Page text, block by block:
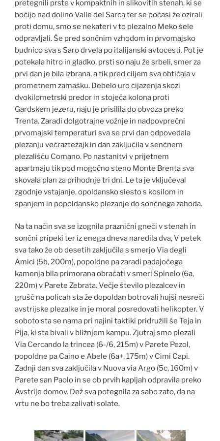
pretegnili prste v kompaktnih in slikovitih stenah, ki se
bočijo nad dolino Valle del Sarca ter se počasi že ozirali
proti domu, smo se nekateri v to plezalno Meko šele
odpravljali. Še pred sončnim vzhodom in prvomajsko
budnico sva s Saro drvela po italijanski avtocesti. Pot je
potekala hitro in gladko, prsti so naju že srbeli, smer za
prvi dan je bila izbrana, a tik pred ciljem sva obtičala v
prometnem zamašku. Debelo uro cijazenja skozi
dvokilometrski predor in stoječa kolona proti
Gardskem jezeru, naju je prisilila do obvoza preko
Trenta. Zaradi dolgotrajne vožnje in nadpovprečni
prvomajski temperaturi sva se prvi dan odpovedala
plezanju večraztežajk in dan zaključila v senčnem
plezališču Comano. Po nastanitvi v prijetnem
apartmaju tik pod mogočno steno Monte Brenta sva
skovala plan za prihodnje tri dni. Le ta je vključeval
zgodnje vstajanje, opoldansko siesto s kosilom in
spanjem in popoldansko plezanje do sončnega zahoda.
Na ta način sva se izognila praznični gneči v stenah in
sončni pripeki ter iz enega dneva naredila dva, V petek
sva tako že ob desetih zaključila s smerjo Via degli
Amici (5b, 200m), popoldne pa zaradi padajočega
kamenja bila primorana obračati v smeri Spinelo (6a,
220m) v Parete Zebrata. Večje število plezalcev in
grušč na policah sta že dopoldan botrovali hujši nesreči
avstrijske plezalke in je moral posredovati helikopter. V
soboto sta se nama pri najini taktiki pridružili še Teja in
Pija, ki sta bivali v bližnjem kampu. Zjutraj smo plezali
Via Cercando la trincea (6-/6, 215m) v Parete Pezol,
popoldne pa Caino e Abele (6a+, 175m) v Cimi Capi.
Zadnji dan sva zaključila v Nuova via Argo (5c, 160m) v
Parete san Paolo in se ob prvih kapljah odpravila preko
Avstrije domov. Dež sva potegnila za sabo zato, da na
vrtu ne bo treba zalivati solate.